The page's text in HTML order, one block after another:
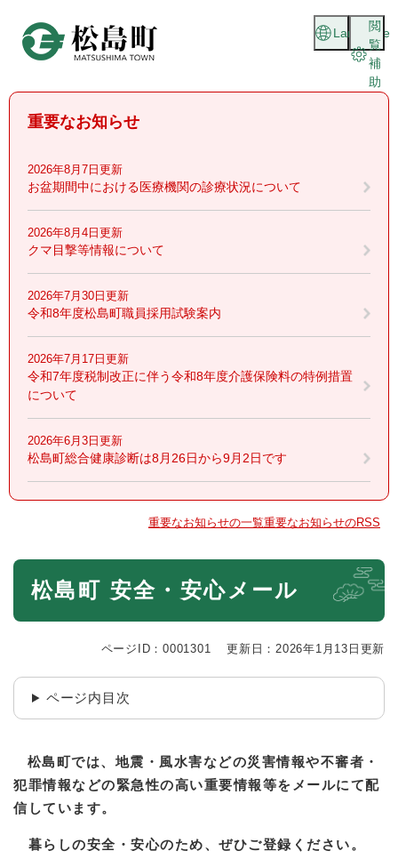
頭
閲
覧
補
助
Language
重要なお知らせ
2026年8月7日更新
お盆期間中における医療機関の診療状況について
2026年8月4日更新
クマ目撃等情報について
2026年7月30日更新
令和8年度松島町職員採用試験案内
2026年7月17日更新
令和7年度税制改正に伴う令和8年度介護保険料の特例措置
について
2026年6月3日更新
松島町総合健康診断は8月26日から9月2日です
重要なお知らせの一覧重要なお知らせのRSS
本
松島町 安全・安心メール
ページID：0001301 更新日：2026年1月13日更新
ページ内目次
松島町では、地震・風水害などの災害情報や不審者・
犯罪情報などの緊急性の高い重要情報等をメールにて配
信しています。
暮らしの安全・安心のため、ぜひご登録ください。